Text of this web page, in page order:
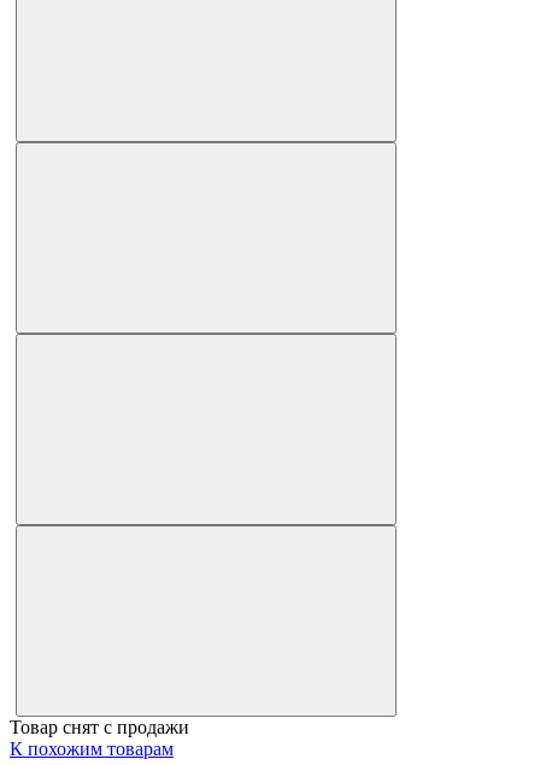
Товар снят с продажи
К похожим товарам